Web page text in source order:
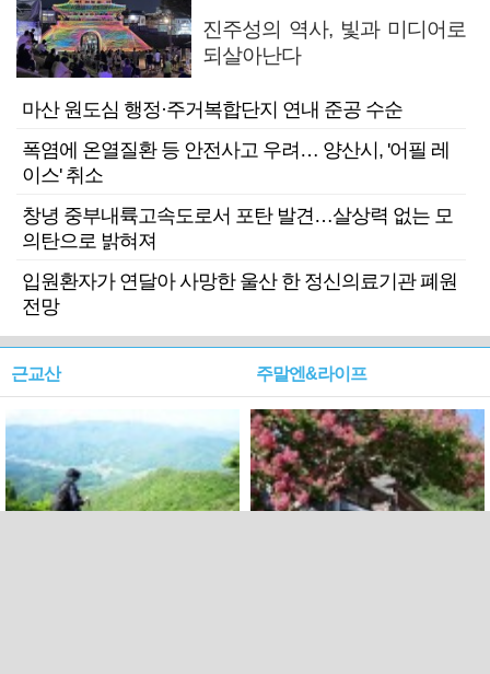
진주성의 역사, 빛과 미디어로
되살아난다
마산 원도심 행정·주거복합단지 연내 준공 수순
폭염에 온열질환 등 안전사고 우려… 양산시, '어필 레
이스' 취소
창녕 중부내륙고속도로서 포탄 발견…살상력 없는 모
의탄으로 밝혀져
입원환자가 연달아 사망한 울산 한 정신의료기관 폐원
전망
근교산 주말엔&라이프